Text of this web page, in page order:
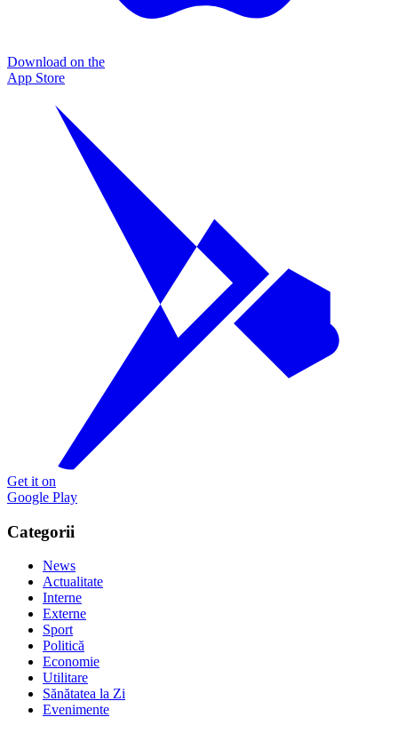
Download on the
App Store
Get it on
Google Play
Categorii
News
Actualitate
Interne
Externe
Sport
Politică
Economie
Utilitare
Sănătatea la Zi
Evenimente